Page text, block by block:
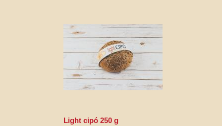
light cipó 250 g